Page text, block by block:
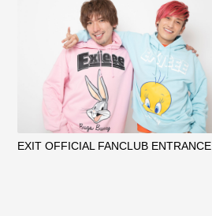
EXIT OFFICIAL FANCLUB ENTRANCE